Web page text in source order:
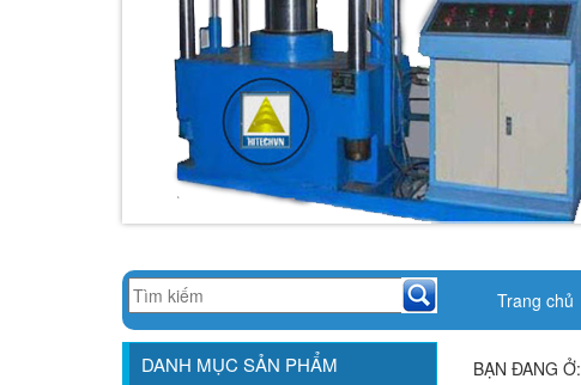
Trang chủ
DANH MỤC SẢN PHẨM
BẠN ĐANG Ở: